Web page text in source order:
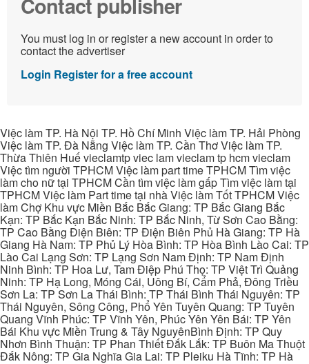
You must log in or register a new account in order to
contact the advertiser
Login Register for a free account
Việc làm TP. Hà Nội TP. Hồ Chí Minh Việc làm TP. Hải Phòng
Việc làm TP. Đà Nẵng Việc làm TP. Cần Thơ Việc làm TP.
Thừa Thiên Huế vieclamtp viec lam vieclam tp hcm vieclam
Việc tìm người TPHCM Việc làm part time TPHCM Tìm việc
làm cho nữ tại TPHCM Cần tìm việc làm gấp Tìm việc làm tại
TPHCM Việc làm Part time tại nhà Việc làm Tốt TPHCM Việc
làm Chợ Khu vực Miền Bắc Bắc Giang: TP Bắc Giang Bắc
Kạn: TP Bắc Kạn Bắc Ninh: TP Bắc Ninh, Từ Sơn Cao Bằng:
TP Cao Bằng Điện Biên: TP Điện Biên Phủ Hà Giang: TP Hà
Giang Hà Nam: TP Phủ Lý Hòa Bình: TP Hòa Bình Lào Cai: TP
Lào Cai Lạng Sơn: TP Lạng Sơn Nam Định: TP Nam Định
Ninh Bình: TP Hoa Lư, Tam Điệp Phú Thọ: TP Việt Trì Quảng
Ninh: TP Hạ Long, Móng Cái, Uông Bí, Cẩm Phả, Đông Triều
Sơn La: TP Sơn La Thái Bình: TP Thái Bình Thái Nguyên: TP
Thái Nguyên, Sông Công, Phổ Yên Tuyên Quang: TP Tuyên
Quang Vĩnh Phúc: TP Vĩnh Yên, Phúc Yên Yên Bái: TP Yên
Bái Khu vực Miền Trung & Tây NguyênBình Định: TP Quy
Nhơn Bình Thuận: TP Phan Thiết Đắk Lắk: TP Buôn Ma Thuột
Đắk Nông: TP Gia Nghĩa Gia Lai: TP Pleiku Hà Tĩnh: TP Hà